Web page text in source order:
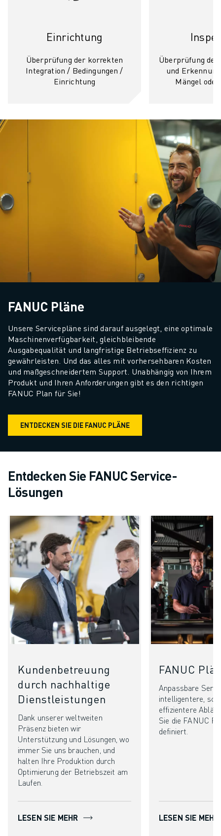
Einrichtung
Überprüfung der korrekten
Integration / Bedingungen /
Einrichtung
Überprüfung
und
Mängel
FANUC Pläne
Unsere Servicepläne sind darauf ausgelegt, eine optimale
Maschinenverfügbarkeit, gleichbleibende
Ausgabequalität und langfristige Betriebseffizienz zu
gewährleisten. Und das alles mit vorhersehbaren Kosten
und maßgeschneidertem Support. Unabhängig von Ihrem
Produkt und Ihren Anforderungen gibt es den richtigen
FANUC Plan für Sie!
ENTDECKEN SIE DIE FANUC PLÄNE
Entdecken Sie FANUC Service-
Lösungen
Kundenbetreuung
durch nachhaltige
Dienstleistungen
Dank unserer weltweiten
Präsenz bieten wir
Unterstützung und Lösungen, wo
immer Sie uns brauchen, und
halten Ihre Produktion durch
Optimierung der Betriebszeit am
Laufen.
LESEN SIE MEHR
FANUC
Anpassbare
intelligentere,
effizientere
Sie die FANUC
definiert.
LESEN SIE MEHR